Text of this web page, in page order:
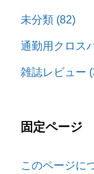
未分類 (82)
通勤用クロス
雑誌レビュー
固定ページ
このページに